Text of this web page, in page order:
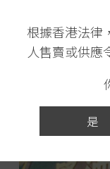
根據香港法律
人售賣或供應
是